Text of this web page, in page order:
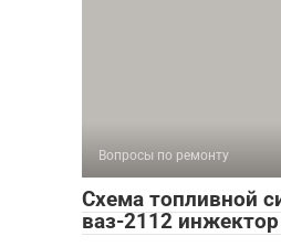
Вопросы по ремонту
Схема топливной
ваз-2112